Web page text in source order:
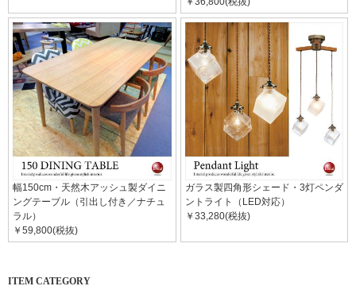
幅150cm・天然木アッシュ製ダイニ
ングテーブル（引出し付き／ナチュ
ラル）
￥59,800(税抜)
ガラス製四角形シェード・3灯ペンダ
ントライト（LED対応）
￥33,280(税抜)